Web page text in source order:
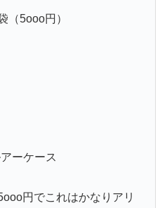
（5ooo円）
ーケース
円でこれはかなりアリ